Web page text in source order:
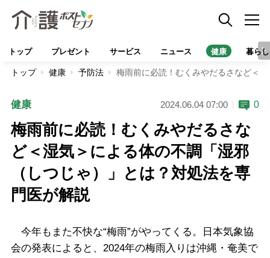
トップ プレゼント サービス ニュース 健康 暮らし
トップ 健康 予防法 梅雨前に必読！むくみやだるさなど＜
健康 2024.06.04 07:00 0
梅雨前に必読！むくみやだるさな
ど＜湿気＞による体の不調「湿邪
（しつじゃ）」とは？対処法を専
門医が解説
今年もまた不快な“梅雨”がやってくる。日本気象協
会の発表によると、2024年の梅雨入りは沖縄・奄美で